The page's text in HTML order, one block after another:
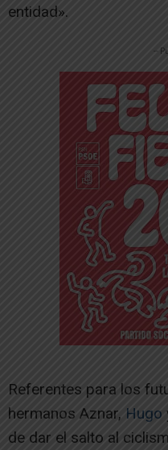
entidad».
--
Referentes para los
hermanos Aznar, Hugo
de dar el salto al